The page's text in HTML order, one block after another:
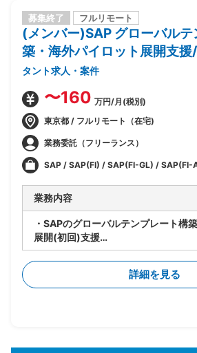
募集終了 フルリモート
(メンバー)SAP グローバル
築・海外パイロット展開支援
タント求人・案件
〜160 万円/月(税別)
東京都 / フルリモート（在宅)
業務委託（フリーランス）
SAP / SAP(FI) / SAP(FI-GL) / SAP(FI-
業務内容
・SAPのグローバルテンプレート構
展開(初回)支援
・領域: SAP FI(GL/AP/AR)担当
・ポジション: メンバー
・EUとのプロトタイプ等デザイン検
議体参加/議論/内容把握/本社フィー
詳細を見る